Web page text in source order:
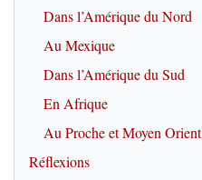
Dans l’Amérique du Nord
Au Mexique
Dans l’Amérique du Sud
En Afrique
Au Proche et Moyen Orient
Réflexions